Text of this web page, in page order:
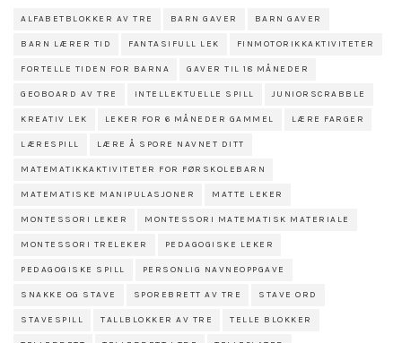
ALFABETBLOKKER AV TRE BARN GAVER BARN GAVER
BARN LÆRER TID FANTASIFULL LEK FINMOTORIKKAKTIVITETER
FORTELLE TIDEN FOR BARNA GAVER TIL 18 MÅNEDER
GEOBOARD AV TRE INTELLEKTUELLE SPILL JUNIORSCRABBLE
KREATIV LEK LEKER FOR 6 MÅNEDER GAMMEL LÆRE FARGER
LÆRESPILL LÆRE Å SPORE NAVNET DITT
MATEMATIKKAKTIVITETER FOR FØRSKOLEBARN
MATEMATISKE MANIPULASJONER MATTE LEKER
MONTESSORI LEKER MONTESSORI MATEMATISK MATERIALE
MONTESSORI TRELEKER PEDAGOGISKE LEKER
PEDAGOGISKE SPILL PERSONLIG NAVNEOPPGAVE
SNAKKE OG STAVE SPOREBRETT AV TRE STAVE ORD
STAVESPILL TALLBLOKKER AV TRE TELLE BLOKKER